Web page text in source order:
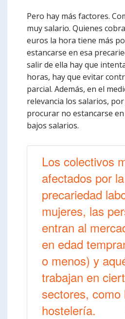
Pero hay más factores.
muy salario. Quienes
euros la hora tiene más
estancarse en esa
salir de ella hay que
horas, hay que evitar
parcial. Además, en el
relevancia los salarios,
procurar no estancarse
bajos salarios.
Los colectivos
afectados por la
precariedad
mujeres, las
entran al
en edad
o menos) y
trabajan en
sectores, como
hostelería.